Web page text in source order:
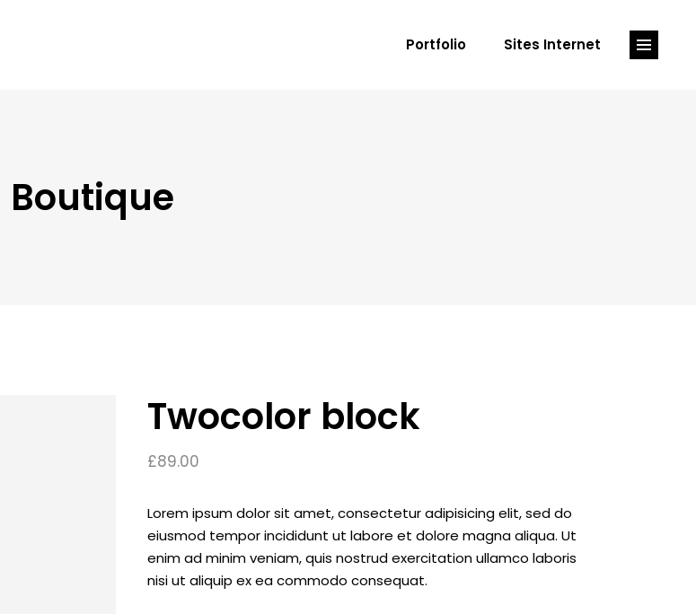
Portfolio Sites Internet
Boutique
Twocolor block
£89.00
Lorem ipsum dolor sit amet, consectetur adipisicing elit, sed do
eiusmod tempor incididunt ut labore et dolore magna aliqua. Ut
enim ad minim veniam, quis nostrud exercitation ullamco laboris
nisi ut aliquip ex ea commodo consequat.